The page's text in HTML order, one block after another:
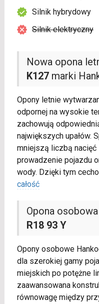
Nowa opona
K127marki
Opony letnie
odpornej na wysokie
zachowują
największych upałów.
mniejszą liczbą
prowadzenie pojazdu
wody. Dzięki tym
całość
Opona
R18 93 Y
Opony osobowe
dla szerokiej gamy
miejskich po potężne
zaawansowana
równowagę między
Silnik hybrydowy
Silnik elektryczny